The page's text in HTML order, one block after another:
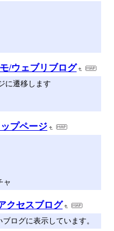
/ウェブリブログ
に遷移します
プページ
ャ
クセスブログ
ログに表示しています。